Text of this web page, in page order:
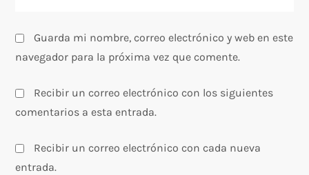
Guarda mi nombre, correo electrónico y web en este
navegador para la próxima vez que comente.
Recibir un correo electrónico con los siguientes
comentarios a esta entrada.
Recibir un correo electrónico con cada nueva
entrada.